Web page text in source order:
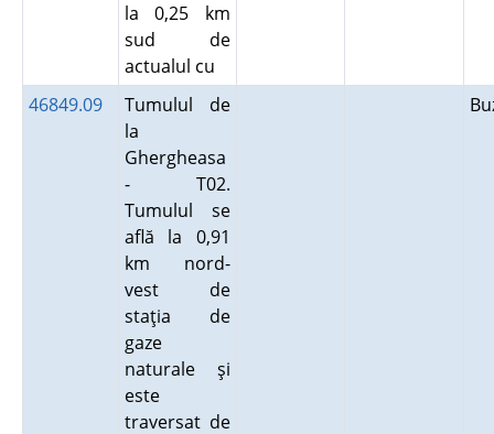
la 0,25 km
sud de
actualul cu
46849.09
Tumulul de
la
Ghergheasa
- T02.
Tumulul se
află la 0,91
km nord-
vest de
staţia de
gaze
naturale şi
este
traversat de